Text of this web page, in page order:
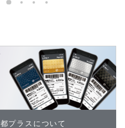
都プラスについて